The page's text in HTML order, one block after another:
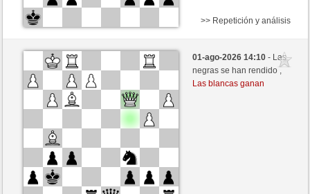
Blancas
Stockfish AI nivel 4
Negras
congcomayo (1460)
>> Repetición y análisis
01-ago-2026 14:10- Las
negras se han rendido ,
Las blancas ganan